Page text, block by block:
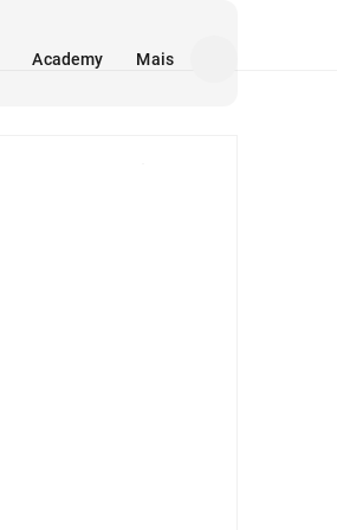
Academy Mais